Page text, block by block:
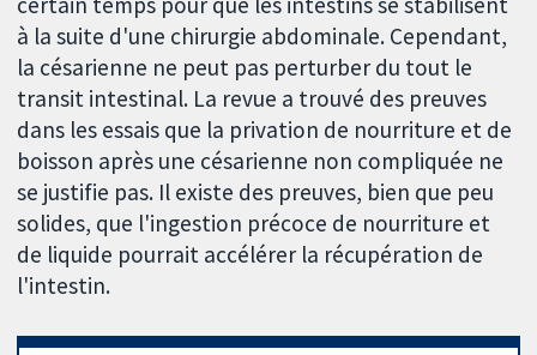
à la suite d'une chirurgie abdominale. Cependant,
la césarienne ne peut pas perturber du tout le
transit intestinal. La revue a trouvé des preuves
dans les essais que la privation de nourriture et de
boisson après une césarienne non compliquée ne
se justifie pas. Il existe des preuves, bien que peu
solides, que l'ingestion précoce de nourriture et
de liquide pourrait accélérer la récupération de
l'intestin.